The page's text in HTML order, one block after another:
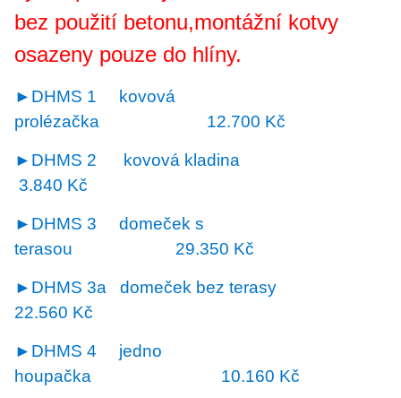
bez použití betonu,montážní kotvy
osazeny pouze do hlíny.
► DHMS 1
kovová
prolézačka 12.700 Kč
►DHMS 2
kovová kladina
3.840 Kč
►DHMS 3
domeček s
terasou 29.350 Kč
►DHMS 3a
domeček bez terasy
22.560 Kč
►DHMS 4
jedno
houpačka 10.160 Kč